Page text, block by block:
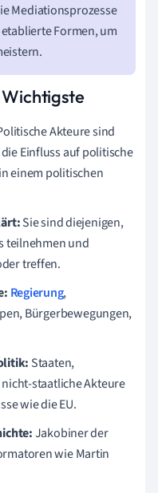
Mediationsprozesse
Formen, um
Wichtigste
Akteure sind
Einfluss auf politische
einem politischen
Sie sind diejenigen,
teilnehmen und
treffen.
Regierung,
Bürgerbewegungen,
Staaten,
staatliche Akteure
wie die EU.
Jakobiner der
wie Martin